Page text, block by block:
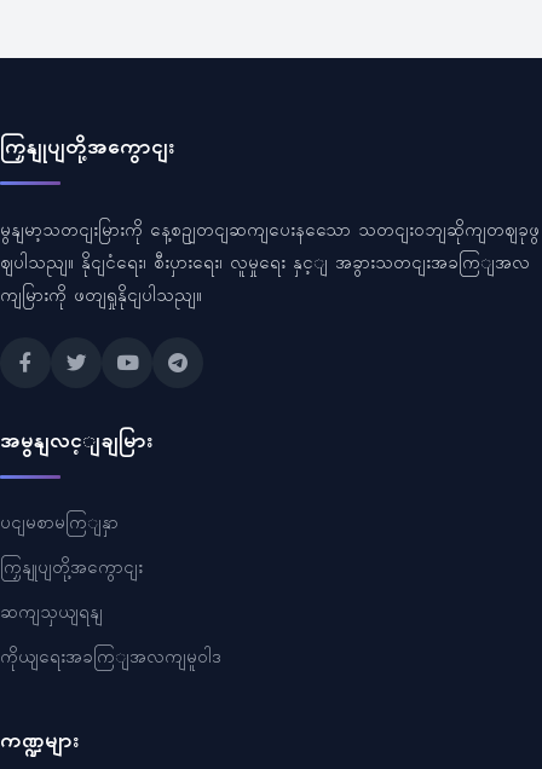
ကြှနျုပျတို့အကွောငျး
မွနျမာ့သတငျးမြားကို နေ့စဥျတငျဆကျပေးနသေော သတငျးဝဘျဆိုကျတဈခုဖွ
ဈပါသညျ။ နိုငျငံရေး၊ စီးပှားရေး၊ လူမှုရေး နှင့ျ အခွားသတငျးအခကြျအလ
ကျမြားကို ဖတျရှုနိုငျပါသညျ။
အမွနျလင့ျချမြား
ပငျမစာမကြျနှာ
ကြှနျုပျတို့အကွောငျး
ဆကျသှယျရနျ
ကိုယျရေးအခကြျအလကျမူဝါဒ
ကဏ္ဍများ